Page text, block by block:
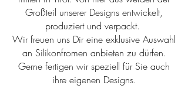
Großteil unserer Designs entwickelt,
produziert und verpackt.
Wir freuen uns Dir eine exklusive Auswahl
an Silikonfromen anbieten zu dürfen.
Gerne fertigen wir speziell für Sie auch
ihre eigenen Designs.